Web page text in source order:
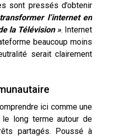
sont pressés d’obtenir
l’internet en
la Télévision ». Internet
beaucoup moins
serait clairement
ici comme une
le long terme autour de
partagés. Poussé à